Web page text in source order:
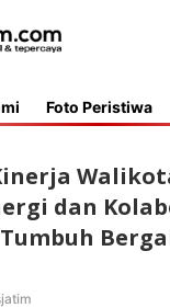
Foto Peristiwa
dan